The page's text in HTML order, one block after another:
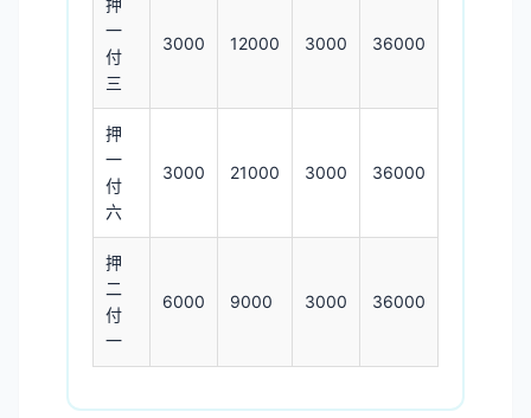
押
一
付
三
3000 12000 3000 36000
押
一
付
六
3000 21000 3000 36000
押
二
付
一
6000 9000 3000 36000